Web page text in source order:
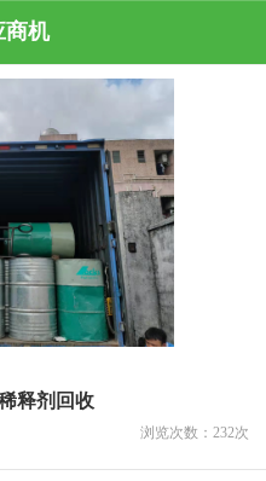
商机
释剂回收
浏览次数： 232次